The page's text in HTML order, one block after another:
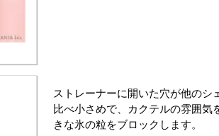
ストレーナーに開いた穴が他のシ
比べ小さめで、カクテルの雰囲気
きな氷の粒をブロックします。